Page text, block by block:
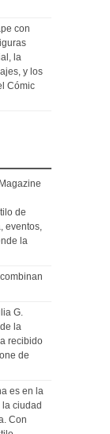
con
la
y los
Cómic
de
eventos,
la
G.
la
recibido
de
es en la
ciudad
Con